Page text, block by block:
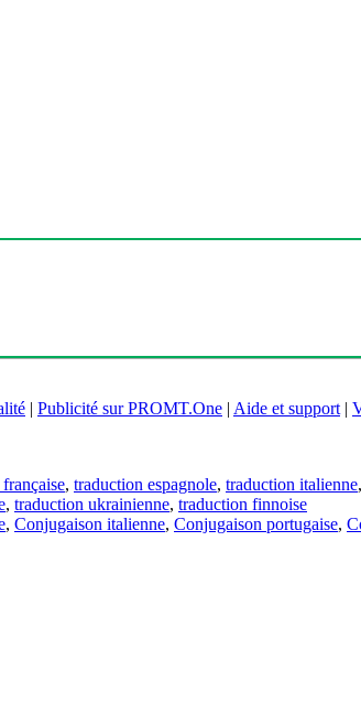
| Publicité sur PROMT.One | Aide et support |
, traduction espagnole, traduction italienne,
, traduction ukrainienne, traduction finnoise
, Conjugaison italienne, Conjugaison portugaise,